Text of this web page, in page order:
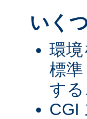
いく
環
標
す
CGI